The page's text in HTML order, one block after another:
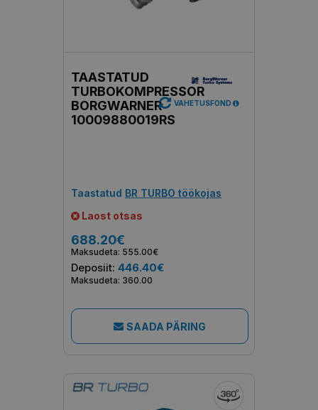
TAASTATUD
TURBOKOMPRESSOR
BORGWARNER
10009880019RS
Taastatud BR TURBO töökojas
Laost otsas
688.20€
Maksudeta: 555.00€
Deposiit: 446.40€
Maksudeta: 360.00
VAHETUSFOND
SAADA PÄRING